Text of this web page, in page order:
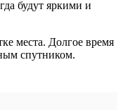
будут яркими и
места. Долгое время
спутником.